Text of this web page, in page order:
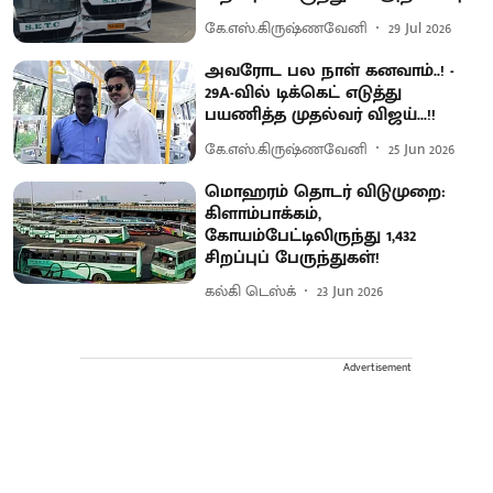
கே.எஸ்.கிருஷ்ணவேனி 29 Jul 2026
அவரோட பல நாள் கனவாம்..! -
29A-வில் டிக்கெட் எடுத்து
பயணித்த முதல்வர் விஜய்...!!
கே.எஸ்.கிருஷ்ணவேனி 25 Jun 2026
மொஹரம் தொடர் விடுமுறை:
கிளாம்பாக்கம்,
கோயம்பேட்டிலிருந்து 1,432
சிறப்புப் பேருந்துகள்!
கல்கி டெஸ்க் 23 Jun 2026
Advertisement